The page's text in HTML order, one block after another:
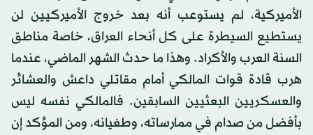
الأميركية، لم يستوعب أنه بعد خروج الأميركيين لن
يستطيع السيطرة على كل أنحاء العراق، خاصة مناطق
السنة العرب والأكراد. وهذا ما حدث الشهر الماضي، عندما
هرب قادة قوات المالكي أمام مقاتلي داعش والعشائر
والعسكريين البعثيين السابقين. فالمالكي نفسه ليس
بأفضل من صدام في ممارساته، وطغيانه، ومن المؤكد إن